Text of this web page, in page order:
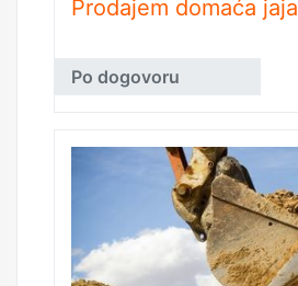
Prodajem domaća jaja
Po dogovoru